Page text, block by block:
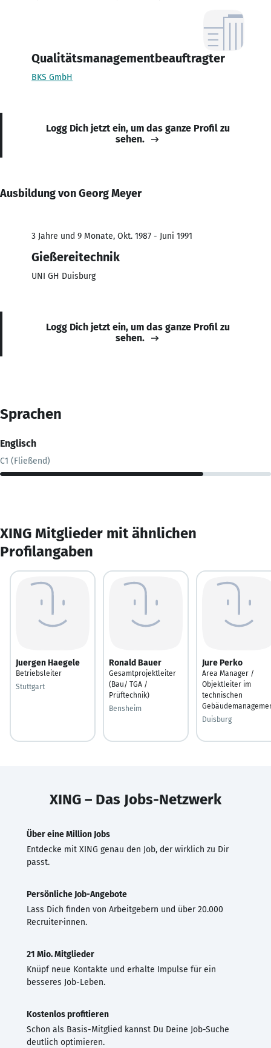
Qualitätsmanagementbeauftragter
BKS GmbH
Logg Dich jetzt ein, um das ganze Profil zu
sehen.
Ausbildung von Georg Meyer
3 Jahre und 9 Monate, Okt. 1987 - Juni 1991
Gießereitechnik
UNI GH Duisburg
Logg Dich jetzt ein, um das ganze Profil zu
sehen.
Sprachen
Englisch
C1 (Fließend)
XING Mitglieder mit ähnlichen
Profilangaben
Juergen Haegele
Betriebsleiter
Stuttgart
Ronald Bauer
Gesamtprojektleiter
(Bau/ TGA /
Prüftechnik)
Bensheim
Jure Perko
Area Manager /
Objektleiter im
technischen
Duisburg
XING – Das Jobs-Netzwerk
Über eine Million Jobs
Entdecke mit XING genau den Job, der wirklich zu Dir
passt.
Persönliche Job-Angebote
Lass Dich finden von Arbeitgebern und über 20.000
Recruiter·innen.
21 Mio. Mitglieder
Knüpf neue Kontakte und erhalte Impulse für ein
besseres Job-Leben.
Kostenlos profitieren
Schon als Basis-Mitglied kannst Du Deine Job-Suche
deutlich optimieren.